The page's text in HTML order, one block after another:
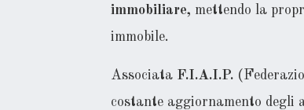
immobiliare, mettendo la
immobile.
Associata F.I.A.I.P.
costante aggiornamento degli